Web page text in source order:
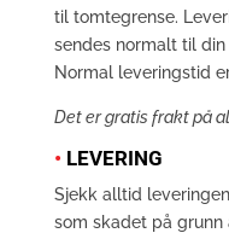
til tomtegrense.
sendes normalt til
Normal leveringstid
Det er gratis frakt på
• LEVERING
Sjekk alltid
som skadet på